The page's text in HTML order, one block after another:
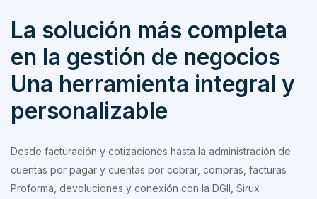
La solución más completa
en la gestión de negocios
Una herramienta integral y
personalizable
Desde facturación y cotizaciones hasta la administración de
cuentas por pagar y cuentas por cobrar, compras, facturas
Proforma, devoluciones y conexión con la DGII, Sirux